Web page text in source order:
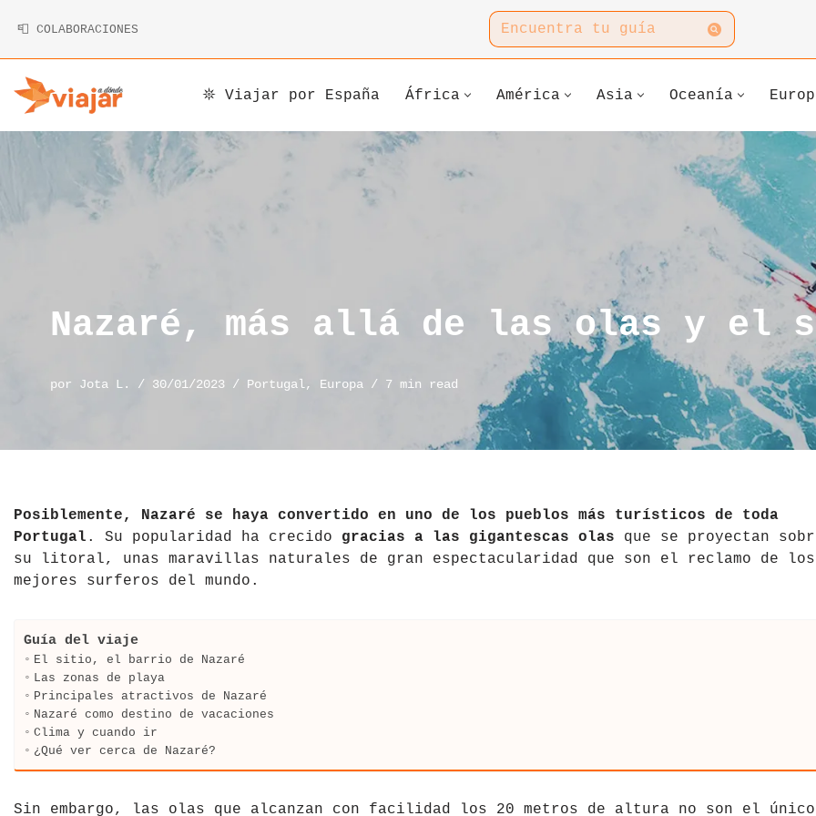
contenido
📮 COLABORACIONES
𖤓 Viajar por España África América
Argentina
Chile
Cuba
Hawái
México
Paraguay
Perú
República Dominicana
Venezuela
Asia
Armenia
Indonesia
Japón
La India
Madagascar
Maldivas
Mongolia
Nepal
Qatar
Tailandia
Oceanía
Alemania
Bosnia y Herzegovina
Chipre
Escocia
Eslovenia
Finlandia
Francia
Grecia
Hungría
Inglaterra
Nazaré, más allá de las olas y el
por Jota L. 30/01/2023 Portugal, Europa 7 min read
Posiblemente, Nazaré se haya convertido en uno de los pueblos más turísticos de toda
Portugal . Su popularidad ha crecido gracias a las gigantescas olas que se proyectan
su litoral, unas maravillas naturales de gran espectacularidad que son el reclamo de los
mejores surferos del mundo.
Guía del viaje
El sitio, el barrio de Nazaré
Las zonas de playa
Principales atractivos de Nazaré
Nazaré como destino de vacaciones
Clima y cuando ir
¿Qué ver cerca de Nazaré?
Sin embargo, las olas que alcanzan con facilidad los 20 metros de altura no son el único